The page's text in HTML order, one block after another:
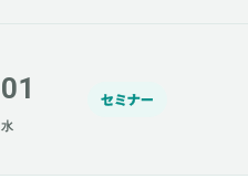
01
水
セミナー